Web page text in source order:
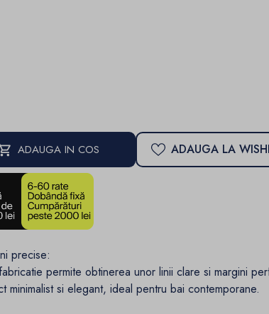
ADAUGA IN COS ADAUGA LA
precise:
permite obtinerea unor linii clare si margini
minimalist si elegant, ideal pentru bai contemporane.